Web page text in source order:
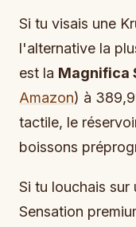
Si tu visais une
l'alternative la
est la Magnifica
Amazon) à
tactile, le
boissons
Si tu louchais sur
Sensation